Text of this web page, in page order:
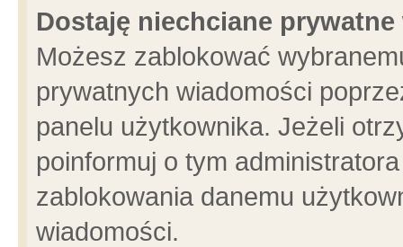
Dostaję niechciane
Możesz zablokować
prywatnych wiadomości
panelu użytkownika. Jeżeli
poinformuj o tym
zablokowania danemu
wiadomości.